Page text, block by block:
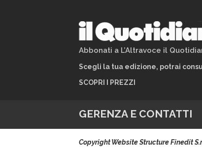
Abbonati a L’Altravoce il
Scegli la tua edizione, potrai
SCOPRI I PREZZI
GERENZA E CONTATTI
Copyright Website Structure Finedit